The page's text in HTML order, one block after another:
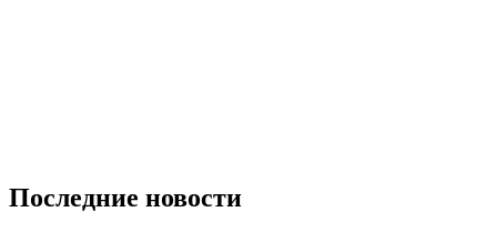
Последние новости